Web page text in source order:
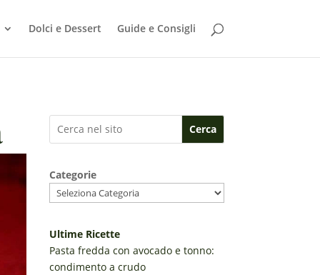
Dolci e Dessert Guide e Consigli
Cerca
Categorie
Ultime Ricette
Pasta fredda con avocado e tonno:
condimento a crudo